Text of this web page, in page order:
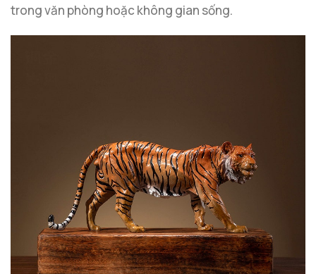
trong văn phòng hoặc không gian sống.